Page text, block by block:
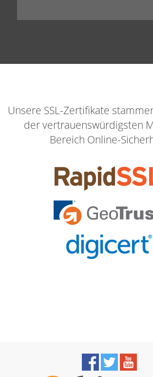
Unsere SSL-Zertifikate
der vertrauenswürdigsten
Bereich Online-